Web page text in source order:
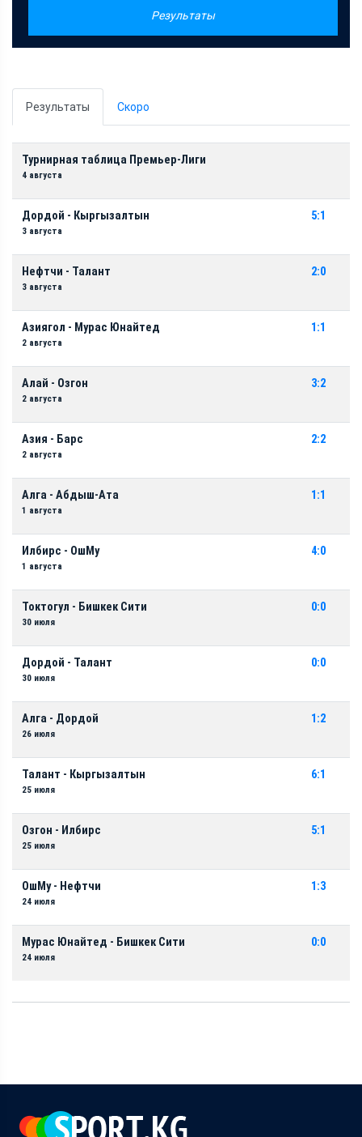
Результаты
Результаты Скоро
Турнирная таблица Премьер-Лиги
4 августа
Дордой - Кыргызалтын
3 августа
5:1
Нефтчи - Талант
3 августа
2:0
Азиягол - Мурас Юнайтед
2 августа
1:1
Алай - Озгон
2 августа
3:2
Азия - Барс
2 августа
2:2
Алга - Абдыш-Ата
1 августа
1:1
Илбирс - ОшМу
1 августа
4:0
Токтогул - Бишкек Сити
30 июля
0:0
Дордой - Талант
30 июля
0:0
Алга - Дордой
26 июля
1:2
Талант - Кыргызалтын
25 июля
6:1
Озгон - Илбирс
25 июля
5:1
ОшМу - Нефтчи
24 июля
1:3
Мурас Юнайтед - Бишкек Сити
24 июля
0:0